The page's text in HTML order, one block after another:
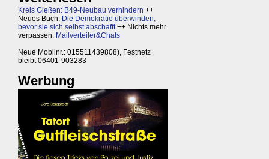
Kreis Gießen: B49-Neubau verhindern ++
Neues Buch: Die Demokratie überwinden,
bevor sie sich selbst abschafft++ Nichts mehr
verpassen: Mailverteiler&Chats
Neue Mobilnr.: 015511439808), Festnetz
bleibt 06401-903283
Werbung